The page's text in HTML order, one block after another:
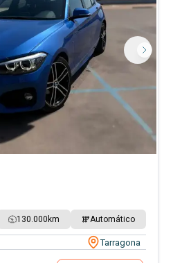
130.000 km Automático
Tarragona